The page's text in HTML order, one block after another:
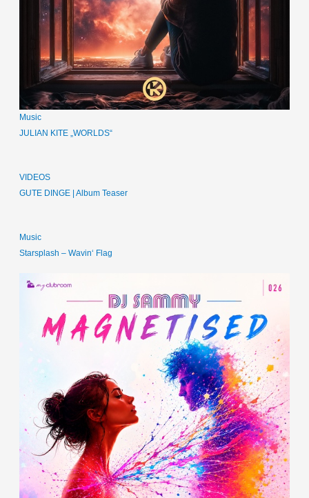
Music
JULIAN KITE „WORLDS“
VIDEOS
GUTE DINGE | Album Teaser
Music
Starsplash – Wavin‘ Flag